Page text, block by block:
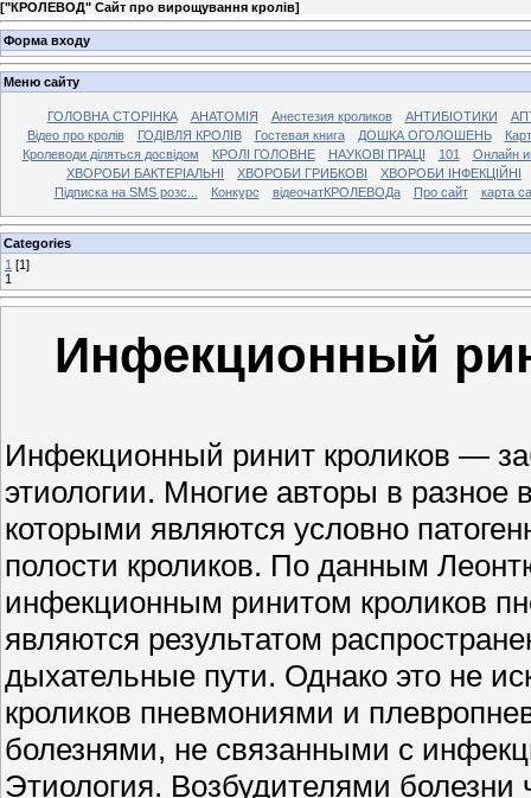
["КРОЛЕВОД" Сайт про вирощування кролів]
Форма входу
Меню сайту
ГОЛОВНА СТОРІНКА АНАТОМІЯ Анестезия кроликов АНТИБІОТИКИ
Відео про кролів
ГОДІВЛЯ КРОЛІВ Гостевая книга ДОШКА ОГОЛОШЕНЬ
Кролеводи діляться досвідом
КРОЛІ ГОЛОВНЕ НАУКОВІ ПРАЦІ 101
Онлайн
ХВОРОБИ БАКТЕРІАЛЬНІ
ХВОРОБИ ГРИБКОВІ
ХВОРОБИ ІНФЕКЦІЙНІ
Підписка на SMS розс...
Конкурс відеочатКРОЛЕВОДа Про сайт карта
Categories
1 [1]
1
Инфекционный
Инфекционный ринит кроликов —
этиологии. Многие авторы в разное
которыми являются условно
полости кроликов. По данным
инфекционным ринитом кроликов
являются результатом
дыхательные пути. Однако это не
кроликов пневмониями и
болезнями, не связанными с
Этиология. Возбудителями